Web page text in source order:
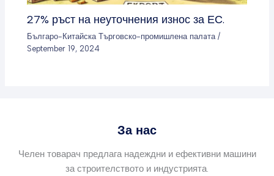
27% ръст на неуточнения износ за ЕС.
Българо-Китайска Търговско-промишлена палaта /
September 19, 2024
За нас
Челен товарач предлага надеждни и ефективни машини
за строителството и индустрията.